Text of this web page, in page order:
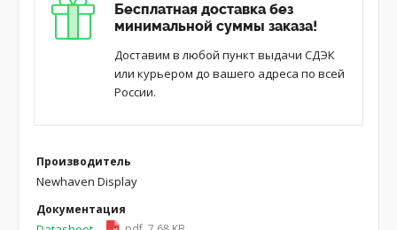
Бесплатная доставка без
минимальной суммы заказа!
Доставим в любой пункт выдачи СДЭК
или курьером до вашего адреса по всей
России.
Производитель
Newhaven Display
Документация